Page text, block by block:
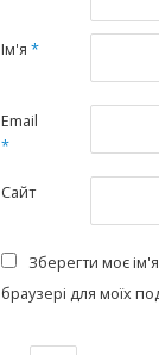
Ім'я *
Email
*
Сайт
Зберегти моє
браузері для моїх